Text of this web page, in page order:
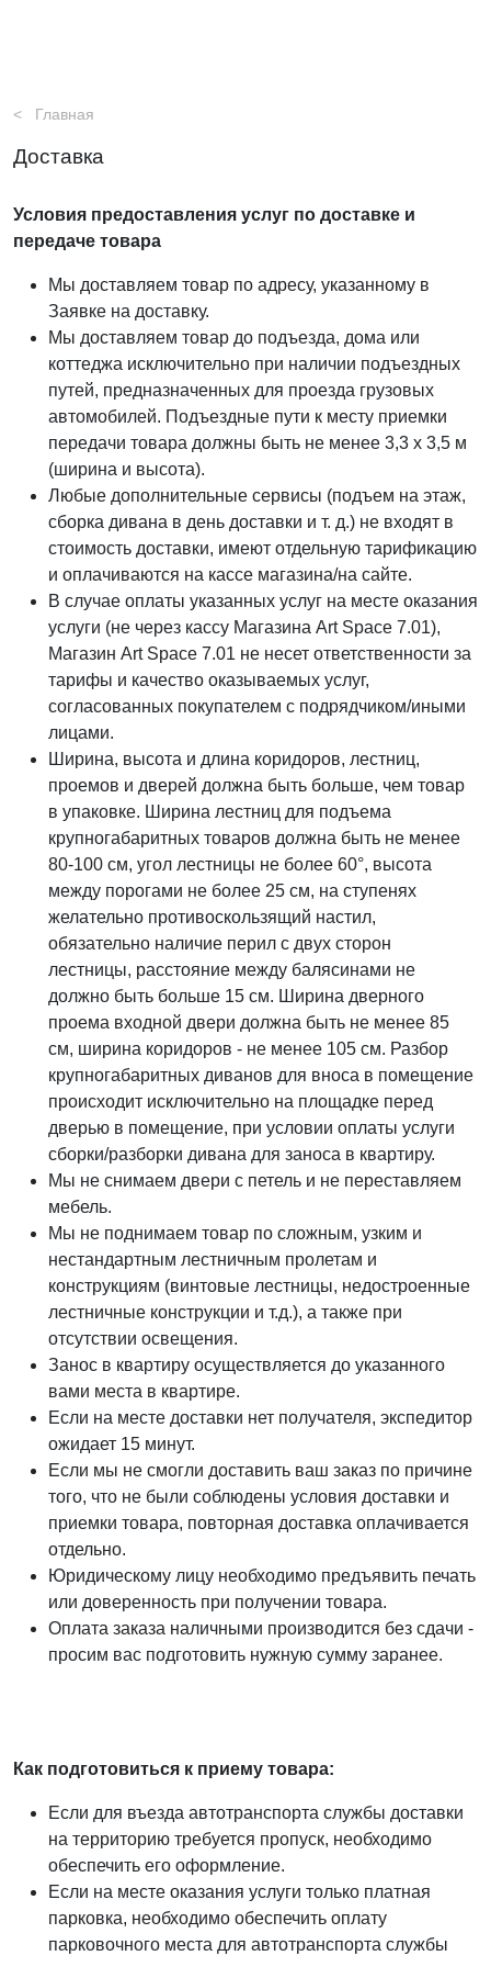
Главная
Доставка
Условия предоставления услуг по доставке и
передаче товара
Мы доставляем товар по адресу, указанному в
Заявке на доставку.
Мы доставляем товар до подъезда, дома или
коттеджа исключительно при наличии подъездных
путей, предназначенных для проезда грузовых
автомобилей. Подъездные пути к месту приемки
передачи товара должны быть не менее 3,3 х 3,5 м
(ширина и высота).
Любые дополнительные сервисы (подъем на этаж,
сборка дивана в день доставки и т. д.) не входят в
стоимость доставки, имеют отдельную тарификацию
и оплачиваются на кассе магазина/на сайте.
В случае оплаты указанных услуг на месте оказания
услуги (не через кассу Магазина Art Space 7.01),
Магазин Art Space 7.01 не несет ответственности за
тарифы и качество оказываемых услуг,
согласованных покупателем с подрядчиком/иными
лицами.
Ширина, высота и длина коридоров, лестниц,
проемов и дверей должна быть больше, чем товар
в упаковке. Ширина лестниц для подъема
крупногабаритных товаров должна быть не менее
80-100 см, угол лестницы не более 60°, высота
между порогами не более 25 см, на ступенях
желательно противоскользящий настил,
обязательно наличие перил с двух сторон
лестницы, расстояние между балясинами не
должно быть больше 15 см. Ширина дверного
проема входной двери должна быть не менее 85
см, ширина коридоров - не менее 105 см. Разбор
крупногабаритных диванов для вноса в помещение
происходит исключительно на площадке перед
дверью в помещение, при условии оплаты услуги
сборки/разборки дивана для заноса в квартиру.
Мы не снимаем двери с петель и не переставляем
мебель.
Мы не поднимаем товар по сложным, узким и
нестандартным лестничным пролетам и
конструкциям (винтовые лестницы, недостроенные
лестничные конструкции и т.д.), а также при
отсутствии освещения.
Занос в квартиру осуществляется до указанного
вами места в квартире.
Если на месте доставки нет получателя, экспедитор
ожидает 15 минут.
Если мы не смогли доставить ваш заказ по причине
того, что не были соблюдены условия доставки и
приемки товара, повторная доставка оплачивается
отдельно.
Юридическому лицу необходимо предъявить печать
или доверенность при получении товара.
Оплата заказа наличными производится без сдачи -
просим вас подготовить нужную сумму заранее.
Как подготовиться к приему товара:
Если для въезда автотранспорта службы доставки
на территорию требуется пропуск, необходимо
обеспечить его оформление.
Если на месте оказания услуги только платная
парковка, необходимо обеспечить оплату
парковочного места для автотранспорта службы